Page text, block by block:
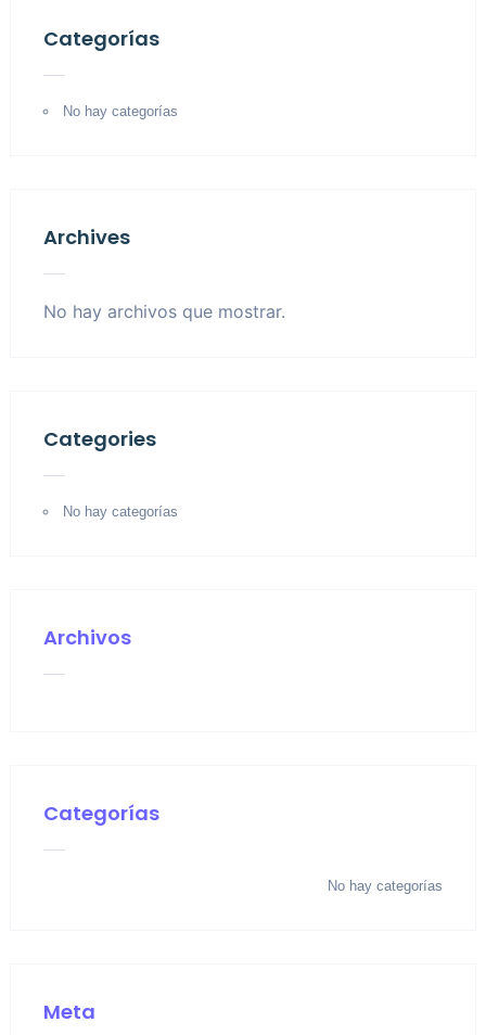
Categorías
No hay categorías
Archives
No hay archivos que mostrar.
Categories
No hay categorías
Archivos
Categorías
No hay categorías
Meta